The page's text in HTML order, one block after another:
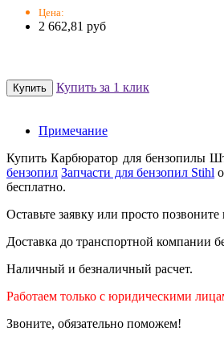
Цена:
2 662,81 руб
Купить за 1 клик
Примечание
Купить Карбюратор для бензопилы
бензопил Запчасти для бензопил Stihl
бесплатно.
Оставьте заявку или просто
Доставка до транспортной компании
Наличный и безналичный расчет.
Работаем только с юридическими
Звоните, обязательно поможем!